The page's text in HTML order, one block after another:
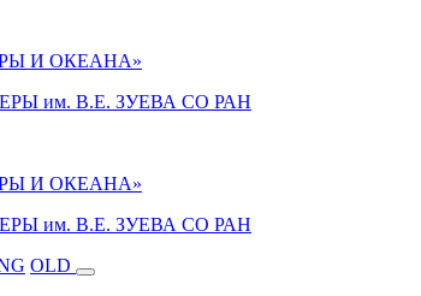
И ОКЕАНА»
им. В.Е. ЗУЕВА СО РАН
И ОКЕАНА»
им. В.Е. ЗУЕВА СО РАН
OLD